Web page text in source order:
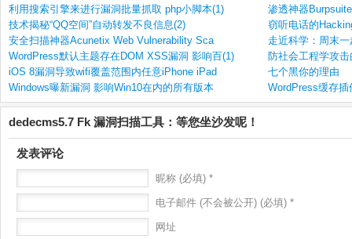
利用搜索引擎来进行漏洞批量抓取 php小脚本(1)
渗透神器
技术揭秘“QQ空间”自动转发不良信息(2)
窃听电话的
安全扫描神器Acunetix Web Vulnerability Sca
走近科学：周末
WordPress默认主题存在DOM XSS漏洞 影响百(1)
防社会工程学攻
iOS 8漏洞导致wifi覆盖范围内任意iPhone iPad
七个黑你的理由
Windows曝新漏洞 影响Win10在内的所有版本
WordPress缓存
dedecms5.7 Fk 漏洞扫描工具：等您坐沙发呢！
发表评论
昵称 (必填) *
电子邮件 (不会被公开) (必填) *
网址